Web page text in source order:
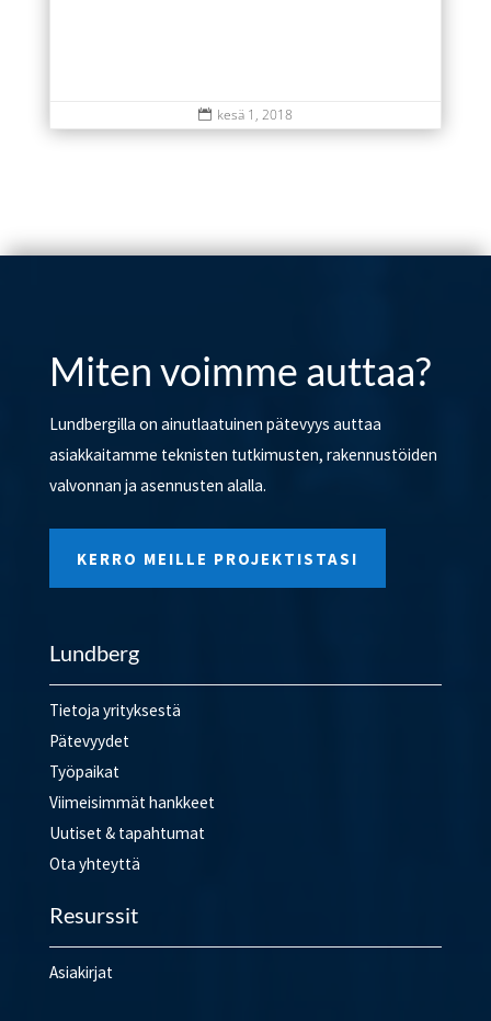
 kesä 1, 2018
Miten voimme auttaa?
Lundbergilla on ainutlaatuinen pätevyys auttaa
asiakkaitamme teknisten tutkimusten, rakennustöiden
valvonnan ja asennusten alalla.
KERRO MEILLE PROJEKTISTASI
Lundberg
Tietoja yrityksestä
Pätevyydet
Työpaikat
Viimeisimmät hankkeet
Uutiset & tapahtumat
Ota yhteyttä
Resurssit
Asiakirjat